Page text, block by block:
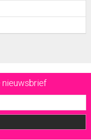
nieuwsbrief